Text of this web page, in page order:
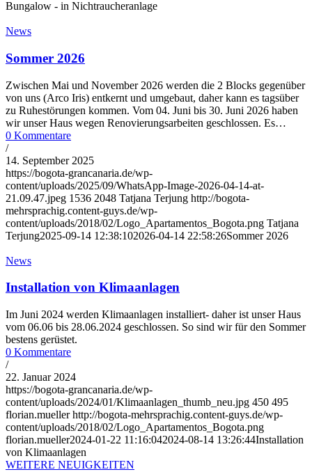
Bungalow - in Nichtraucheranlage
News
Sommer 2026
Zwischen Mai und November 2026 werden die 2 Blocks gegenüber
von uns (Arco Iris) entkernt und umgebaut, daher kann es tagsüber
zu Ruhestörungen kommen. Vom 04. Juni bis 30. Juni 2026 haben
wir unser Haus wegen Renovierungsarbeiten geschlossen. Es…
0 Kommentare
/
14. September 2025
https://bogota-grancanaria.de/wp-
content/uploads/2025/09/WhatsApp-Image-2026-04-14-at-
21.09.47.jpeg 1536 2048 Tatjana Terjung http://bogota-
mehrsprachig.content-guys.de/wp-
content/uploads/2018/02/Logo_Apartamentos_Bogota.png Tatjana
Terjung2025-09-14 12:38:102026-04-14 22:58:26Sommer 2026
News
Installation von Klimaanlagen
Im Juni 2024 werden Klimaanlagen installiert- daher ist unser Haus
vom 06.06 bis 28.06.2024 geschlossen. So sind wir für den Sommer
bestens gerüstet.
0 Kommentare
/
22. Januar 2024
https://bogota-grancanaria.de/wp-
content/uploads/2024/01/Klimaanlagen_thumb_neu.jpg 450 495
florian.mueller http://bogota-mehrsprachig.content-guys.de/wp-
content/uploads/2018/02/Logo_Apartamentos_Bogota.png
florian.mueller2024-01-22 11:16:042024-08-14 13:26:44Installation
von Klimaanlagen
WEITERE NEUIGKEITEN